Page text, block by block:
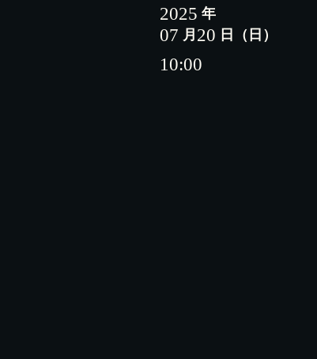
2025 年
07 月 20 日 （日）
10:00